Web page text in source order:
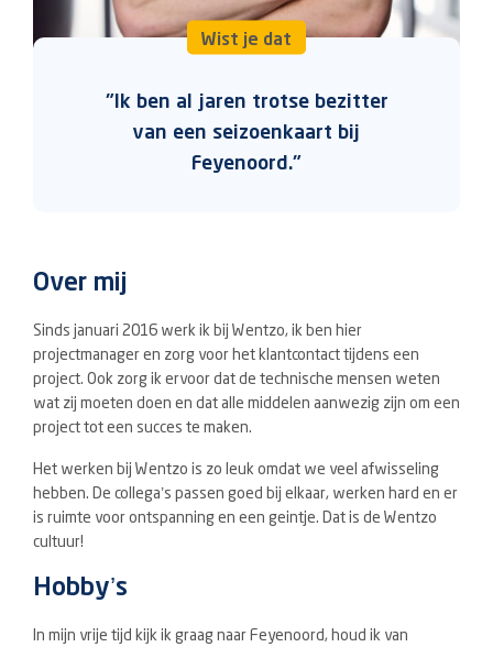
Over mij
Sinds januari 2016 werk ik bij Wentzo, ik ben hier
projectmanager en zorg voor het klantcontact tijdens een
project. Ook zorg ik ervoor dat de technische mensen weten
wat zij moeten doen en dat alle middelen aanwezig zijn om een
project tot een succes te maken.
Het werken bij Wentzo is zo leuk omdat we veel afwisseling
hebben. De collega’s passen goed bij elkaar, werken hard en er
is ruimte voor ontspanning en een geintje. Dat is de Wentzo
cultuur!
Hobby’s
In mijn vrije tijd kijk ik graag naar Feyenoord, houd ik van
Wist je dat
"Ik ben al jaren trotse bezitter
van een seizoenkaart bij
Feyenoord."